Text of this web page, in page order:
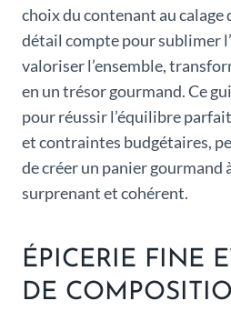
choix du contenant au calage
détail compte pour sublimer
valoriser l’ensemble,
en un trésor gourmand. Ce
pour réussir l’équilibre
et contraintes budgétaires,
de créer un panier gourmand
surprenant et cohérent.
ÉPICERIE FINE
DE